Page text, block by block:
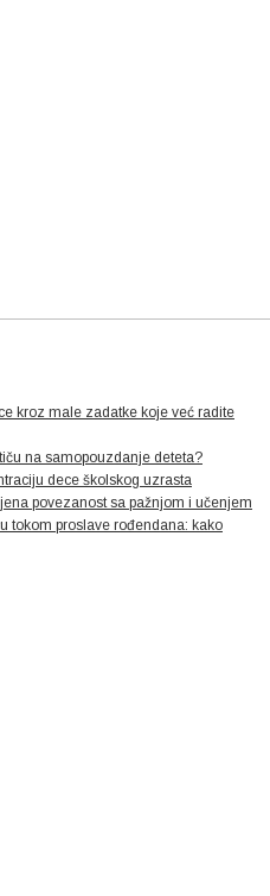
kroz male zadatke koje već radite
na samopouzdanje deteta?
dece školskog uzrasta
povezanost sa pažnjom i učenjem
tokom proslave rođendana: kako